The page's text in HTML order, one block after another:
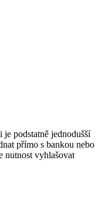
je podstatně jednodušší
přímo s bankou nebo
nutnost vyhlašovat